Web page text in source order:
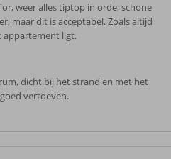
weer alles tiptop in orde, schone
maar dit is acceptabel. Zoals altijd
appartement ligt.
dicht bij het strand en met het
vertoeven.